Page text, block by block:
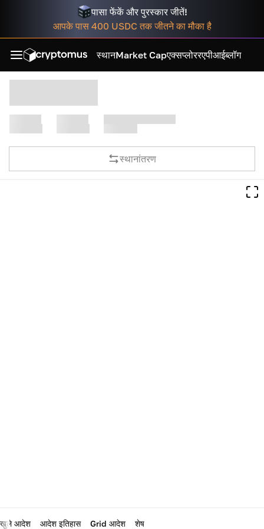
पासा फेंकें और पुरस्कार जीतें!
आपके पास 400 USDC तक जीतने का मौका है
स्थानMarket Capएक्सप्लोररएपीआईब्लॉग
स्थानांतरण
खुले आदेश आदेश इतिहास Grid आदेश शेष